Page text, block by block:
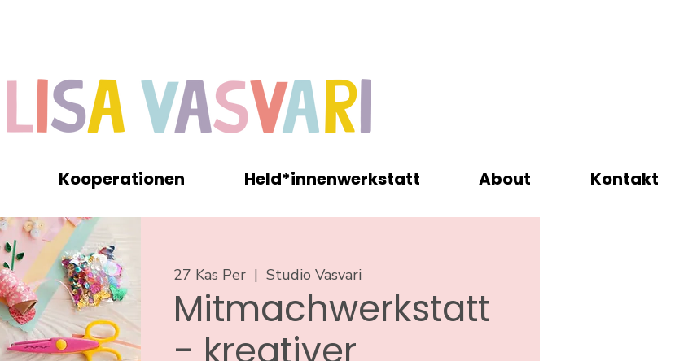
Kooperationen Held*innenwerkstatt About Kontakt
27 Kas Per
  |
Studio Vasvari
Mitmachwerkstatt
- kreativer